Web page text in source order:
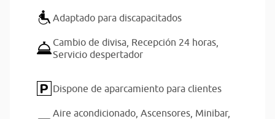
Adaptado para discapacitados
Cambio de divisa, Recepción 24 horas,
Servicio despertador
Dispone de aparcamiento para clientes
Aire acondicionado, Ascensores, Minibar,